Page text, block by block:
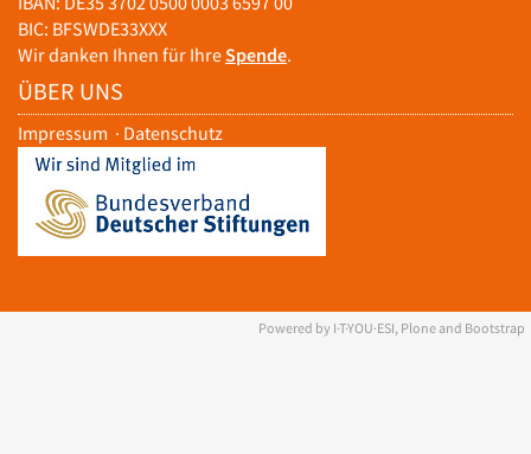
BIC: BFSWDE33XXX
Wir danken Ihnen für IhreSpende.
ÜBER UNS
Impressum · Datenschutz
Powered by I·T·YOU·ESI, Plone and Bootstrap